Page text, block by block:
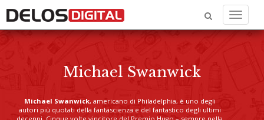
Menu
Michael Swanwick
Michael Swanwick, americano di Philadelphia, è uno degli
autori più quotati della fantascienza e del fantastico degli ultimi